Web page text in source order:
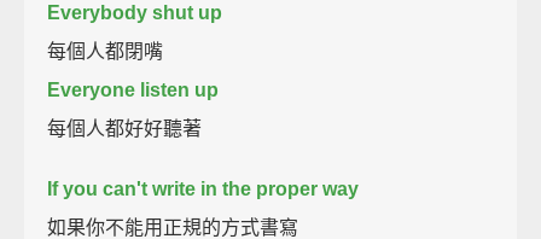
Everybody shut up
每個人都閉嘴
Everyone listen up
每個人都好好聽著
If you can't write in the proper way
如果你不能用正規的方式書寫